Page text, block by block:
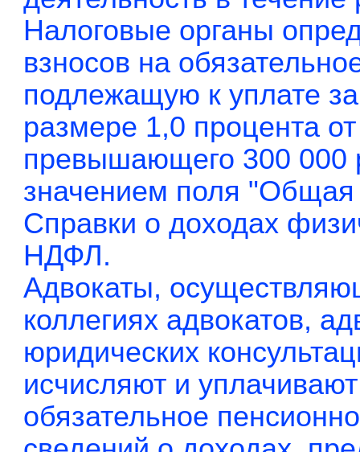
Налоговые органы
взносов на
подлежащую к уплате
размере 1,0 процента
превышающего 300 000
значением поля
Справки о доходах
НДФЛ.
Адвокаты,
коллегиях адвокатов,
юридических
исчисляют и
обязательное